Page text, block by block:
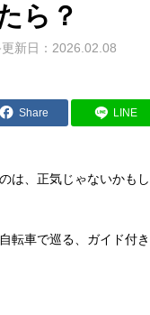
ら？
新日：2026.02.08
Share LINE
は、正気じゃないかもし
転車で巡る、ガイド付